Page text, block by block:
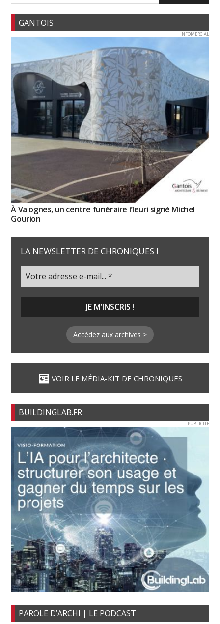
GANTOIS
INFOMERCIAL
À Valognes, un centre funéraire fleuri signé Michel
Gourion
LA NEWSLETTER DE CHRONIQUES !
Accédez aux archives >
VOIR LE MÉDIA-KIT DE CHRONIQUES
BUILDINGLAB.FR
PUBLICITE
PAROLE D’ARCHI | LE PODCAST